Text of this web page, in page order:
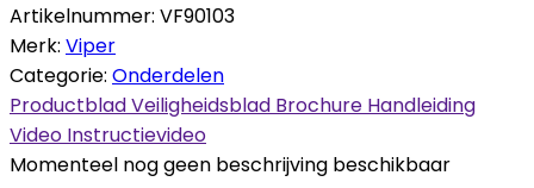
Artikelnummer: VF90103
Merk: Viper
Categorie: Onderdelen
ProductbladVeiligheidsblad Brochure Handleiding
Video Instructievideo
Momenteel nog geen beschrijving beschikbaar